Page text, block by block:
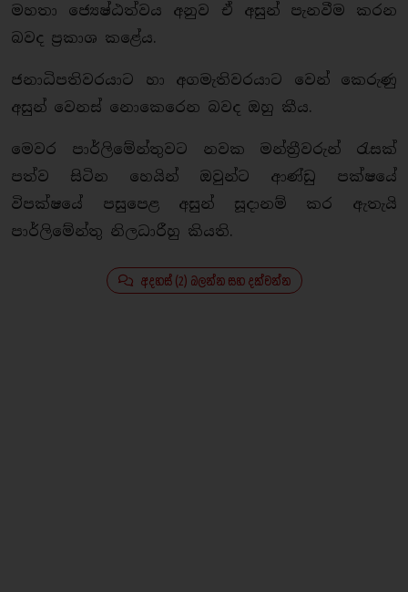
මහතා ජ්‍යෙෂ්ඨත්වය අනුව ඒ අසුන් පැනවීම කරන
බවද ප්‍රකාශ කළේය.
ජනාධිපතිවරයාට හා අගමැතිවරයාට වෙන් කෙරුණු
අසුන් වෙනස් නොකෙරෙන බවද ඔහු කීය.
මෙවර පාර්ලිමේන්තුවට නවක මන්ත්‍රීවරුන් රැසක්
පත්ව සිටින හෙයින් ඔවුන්ට ආණ්ඩු පක්ෂයේ
විපක්ෂයේ පසුපෙළ අසුන් සූදානම් කර ඇතැයි
පාර්ලිමේන්තු නිලධාරීහු කියති.
අදහස් (2) බලන්න සහ දක්වන්න